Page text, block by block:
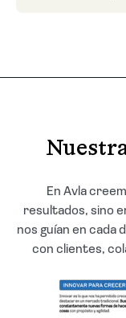
En Avla
resultados, sino
nos guían en cada
con clientes,